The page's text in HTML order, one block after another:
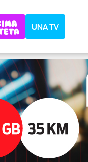
UNA TV